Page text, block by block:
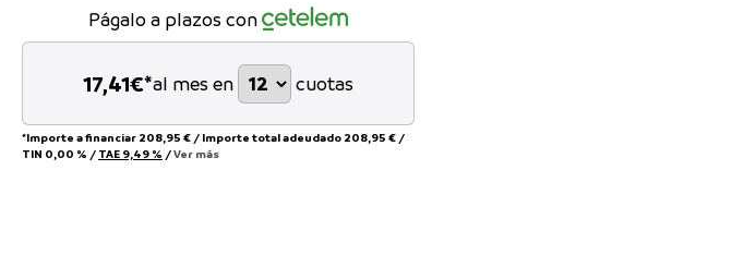
Págalo a plazos con
17,41€*al mes en cuotas
*Importe a financiar 208,95 € / Importe total adeudado 208,95 € /
TIN 0,00 % / TAE 9,49 % /Ver más